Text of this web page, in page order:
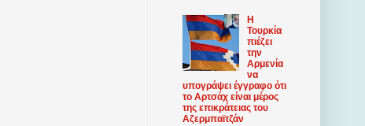
Η
Τουρκία
πιέζει
την
Αρμενία
να
υπογράψει έγγραφο ότι
το Αρτσάχ είναι μέρος
της επικράτειας του
Αζερμπαϊτζάν